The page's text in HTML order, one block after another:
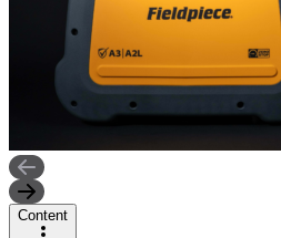
Content